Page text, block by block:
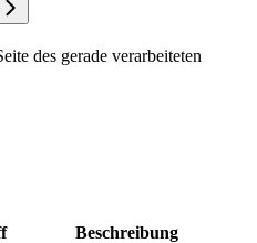
des gerade verarbeiteten
Beschreibung